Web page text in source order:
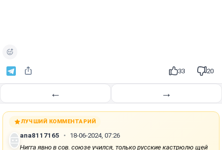
33 20
← →
ЛУЧШИЙ КОММЕНТАРИЙ
ana8117165
18-06-2024, 07:26
Нигга явно в сов. союзе учился, только русские кастрюлю щей